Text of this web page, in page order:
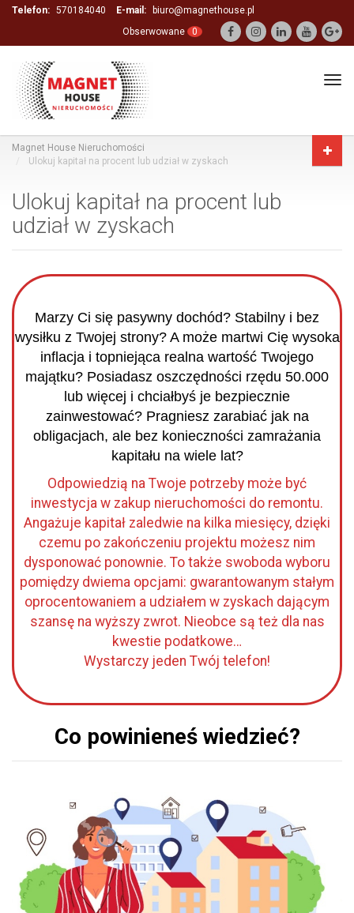
Telefon: 570184040 E-mail:
biuro@magnethouse.pl
Obserwowane
0
Magnet House Nieruchomości
Ulokuj kapitał na procent lub udział w zyskach
Ulokuj kapitał na procent lub
udział w zyskach
Marzy Ci się pasywny dochód? Stabilny i bez
wysiłku z Twojej strony? A może martwi Cię wysoka
inflacja i topniejąca realna wartość Twojego
majątku? Posiadasz oszczędności rzędu 50.000
lub więcej i chciałbyś je bezpiecznie
zainwestować? Pragniesz zarabiać jak na
obligacjach, ale bez konieczności zamrażania
kapitału na wiele lat?
Odpowiedzią na Twoje potrzeby może być
inwestycja w zakup nieruchomości do remontu.
Angażuje kapitał zaledwie na kilka miesięcy, dzięki
czemu po zakończeniu projektu możesz nim
dysponować ponownie. To także swoboda wyboru
pomiędzy dwiema opcjami: gwarantowanym stałym
oprocentowaniem a udziałem w zyskach dającym
szansę na wyższy zwrot. Nieobce są też dla nas
kwestie podatkowe…
Wystarczy jeden Twój telefon!
Co powinieneś wiedzieć?